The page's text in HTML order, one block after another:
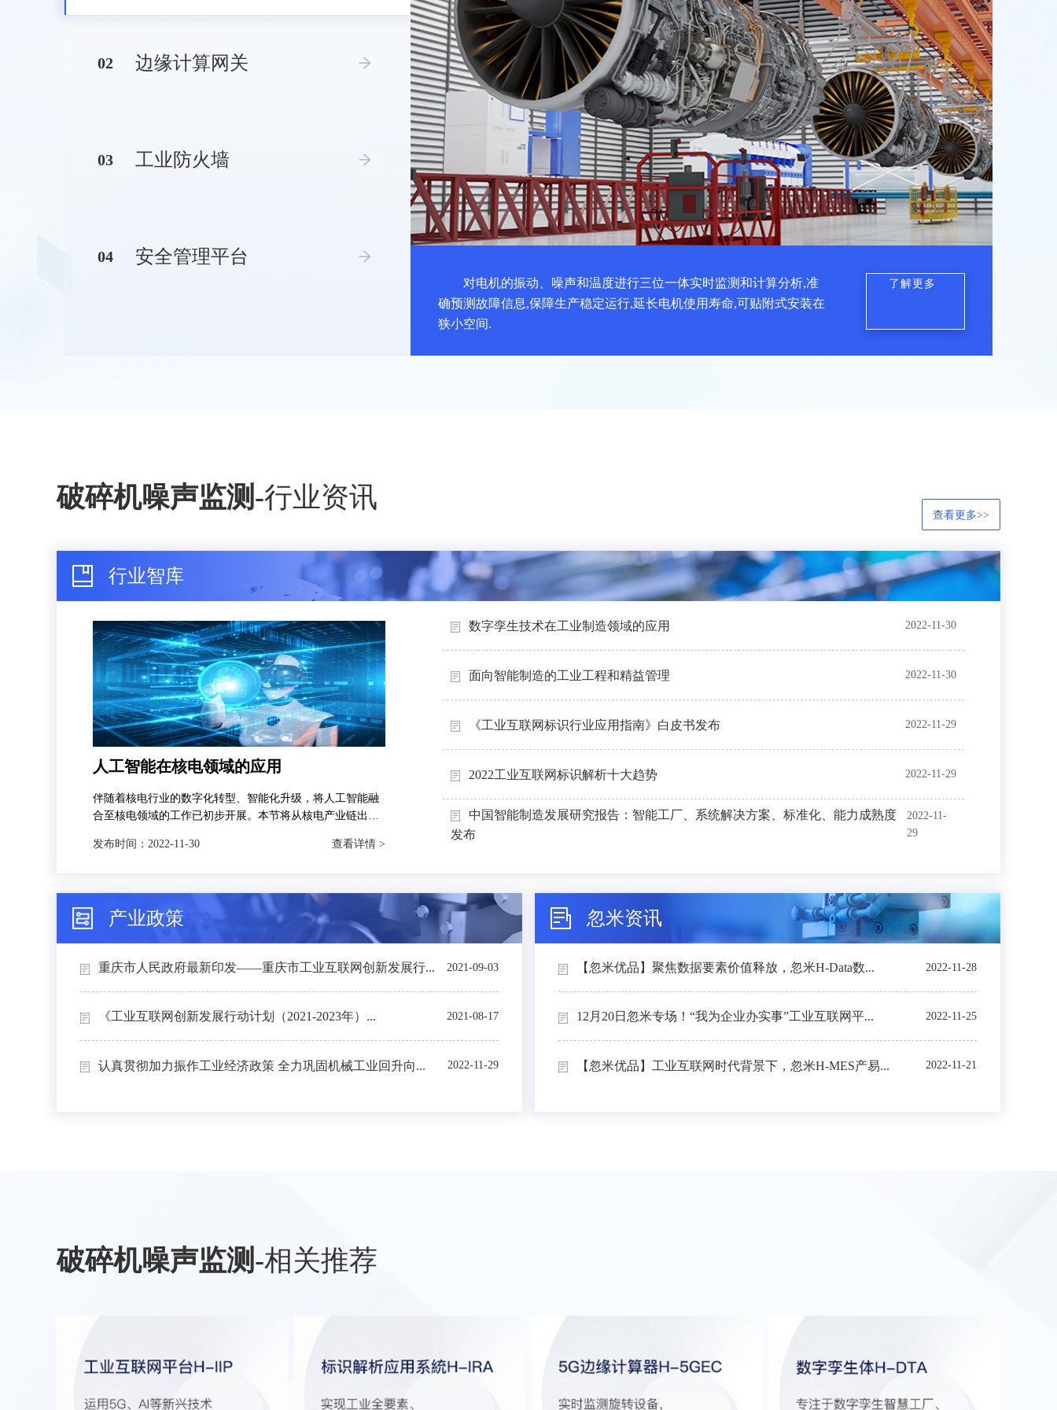
02 边缘计算网关
03 工业防火墙
04 安全管理平台
对电机的振动、噪声和温度进行三位一体实时监测和计算分析,准
确预测故障信息,保障生产稳定运行,延长电机使用寿命,可贴附式安装在
狭小空间.
了解更多
破碎机噪声监测 -行业资讯
查看更多>>
行业智库
人工智能在核电领域的应用
伴随着核电行业的数字化转型、智能化升级，将人工智能融
合至核电领域的工作已初步开展。本节将从核电产业链出
和智能运维4个场景下的典型应用进行介绍。
发布时间： 2022-11-30 查看详情 >
数字孪生技术在工业制造领域的应用 2022-11-30
面向智能制造的工业工程和精益管理 2022-11-30
《工业互联网标识行业应用指南》白皮书发布 2022-11-29
2022工业互联网标识解析十大趋势 2022-11-29
中国智能制造发展研究报告：智能工厂、系统解决方案、标准化、能力成熟度
发布
2022-11-
29
产业政策
重庆市人民政府最新印发——重庆市工业互联网创新发展行... 2021-09-03
《工业互联网创新发展行动计划（2021-2023年）... 2021-08-17
认真贯彻加力振作工业经济政策 全力巩固机械工业回升向... 2022-11-29
忽米资讯
【忽米优品】聚焦数据要素价值释放，忽米H-Data数... 2022-11-28
12月20日忽米专场！“我为企业办实事”工业互联网平... 2022-11-25
【忽米优品】工业互联网时代背景下，忽米H-MES产易... 2022-11-21
破碎机噪声监测 -相关推荐